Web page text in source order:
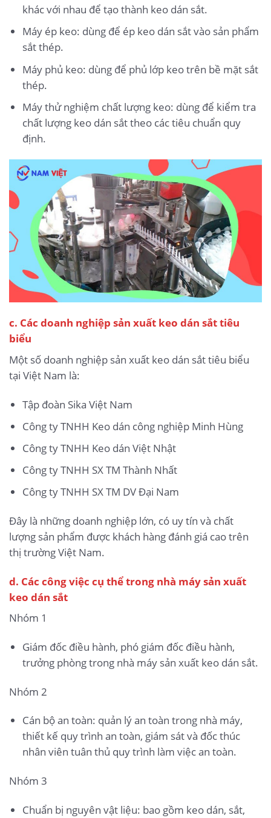
khác với nhau để tạo thành keo dán sắt.
Máy ép keo: dùng để ép keo dán sắt vào sản phẩm
sắt thép.
Máy phủ keo: dùng để phủ lớp keo trên bề mặt sắt
thép.
Máy thử nghiệm chất lượng keo: dùng để kiểm tra
chất lượng keo dán sắt theo các tiêu chuẩn quy
định.
c. Các doanh nghiệp sản xuất keo dán sắt tiêu
biểu
Một số doanh nghiệp sản xuất keo dán sắt tiêu biểu
tại Việt Nam là:
Tập đoàn Sika Việt Nam
Công ty TNHH Keo dán công nghiệp Minh Hùng
Công ty TNHH Keo dán Việt Nhật
Công ty TNHH SX TM Thành Nhất
Công ty TNHH SX TM DV Đại Nam
Đây là những doanh nghiệp lớn, có uy tín và chất
lượng sản phẩm được khách hàng đánh giá cao trên
thị trường Việt Nam.
d. Các công việc cụ thể trong nhà máy sản xuất
keo dán sắt
Nhóm 1
Giám đốc điều hành, phó giám đốc điều hành,
trưởng phòng trong nhà máy sản xuất keo dán sắt.
Nhóm 2
Cán bộ an toàn: quản lý an toàn trong nhà máy,
thiết kế quy trình an toàn, giám sát và đốc thúc
nhân viên tuân thủ quy trình làm việc an toàn.
Nhóm 3
Chuẩn bị nguyên vật liệu: bao gồm keo dán, sắt,